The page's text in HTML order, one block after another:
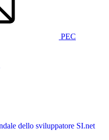
PEC
SI.net